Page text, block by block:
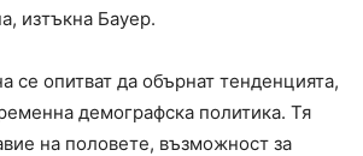
изтъкна Бауер.
се опитват да обърнат тенденцията,
демографска политика. Тя
на половете, възможност за